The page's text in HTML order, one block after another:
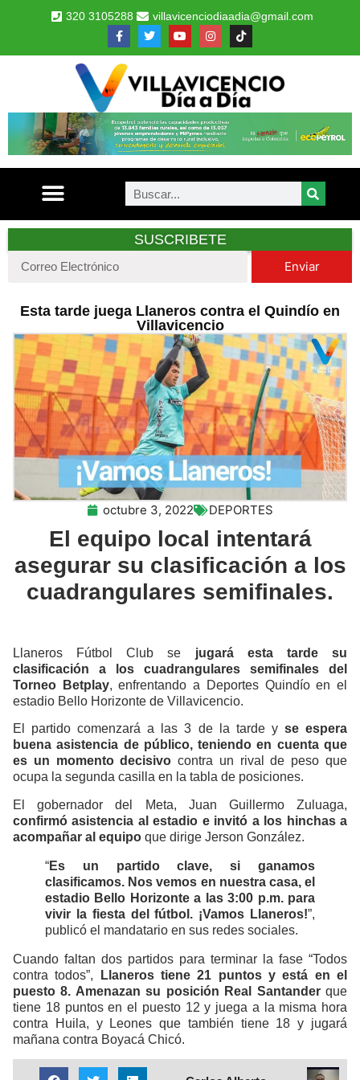
320 3105288 villavicenciodiaadia@gmail.com
SUSCRIBETE
Enviar
Esta tarde juega Llaneros contra el Quindío en
Villavicencio
octubre 3, 2022 DEPORTES
El equipo local intentará
asegurar su clasificación a los
cuadrangulares semifinales.
Llaneros Fútbol Club se jugará esta tarde su
clasificación a los cuadrangulares semifinales del
Torneo Betplay, enfrentando a Deportes Quindío en el
estadio Bello Horizonte de Villavicencio.
El partido comenzará a las 3 de la tarde y se espera
buena asistencia de público, teniendo en cuenta que
es un momento decisivo contra un rival de peso que
ocupa la segunda casilla en la tabla de posiciones.
El gobernador del Meta, Juan Guillermo Zuluaga,
confirmó asistencia al estadio e invitó a los hinchas a
acompañar al equipo que dirige Jerson González.
“Es un partido clave, si ganamos
clasificamos. Nos vemos en nuestra casa, el
estadio Bello Horizonte a las 3:00 p.m. para
vivir la fiesta del fútbol. ¡Vamos Llaneros!”,
publicó el mandatario en sus redes sociales.
Cuando faltan dos partidos para terminar la fase “Todos
contra todos”,
Llaneros tiene 21 puntos y está en el
puesto 8. Amenazan su posición Real Santanderque
tiene 18 puntos en el puesto 12 y juega a la misma hora
contra Huila, y Leones que también tiene 18 y jugará
mañana contra Boyacá Chicó.